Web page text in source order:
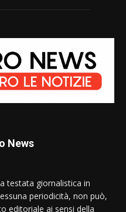
News
testata giornalistica in
periodicità, non può,
editoriale ai sensi della